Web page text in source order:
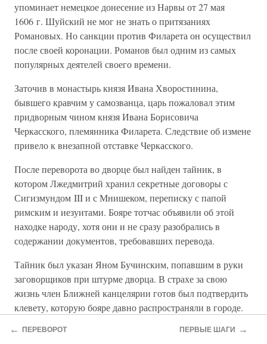
упоминает немецкое донесение из Нарвы от 27 мая
1606 г. Шуйский не мог не знать о притязаниях
Романовых. Но санкции против Филарета он осуществил
после своей коронации. Романов был одним из самых
популярных деятелей своего времени.
Заточив в монастырь князя Ивана Хворостинина,
бывшего кравчим у самозванца, царь пожаловал этим
придворным чином князя Ивана Борисовича
Черкасского, племянника Филарета. Следствие об измене
привело к внезапной отставке Черкасского.
После переворота во дворце был найден тайник, в
котором Лжедмитрий хранил секретные договоры с
Сигизмундом III и с Мнишеком, переписку с папой
римским и иезуитами. Бояре тотчас объявили об этой
находке народу, хотя они и не сразу разобрались в
содержании документов, требовавших перевода.
Тайник был указан Яном Бучинским, попавшим в руки
заговорщиков при штурме дворца. В страхе за свою
жизнь член Ближней канцелярии готов был подтвердить
клевету, которую бояре давно распространяли в городе.
«Дмитрий», заявил он, велел выволочь весь московский
← ПЕРЕВОРОТ ПЕРВЫЕ ШАГИ →